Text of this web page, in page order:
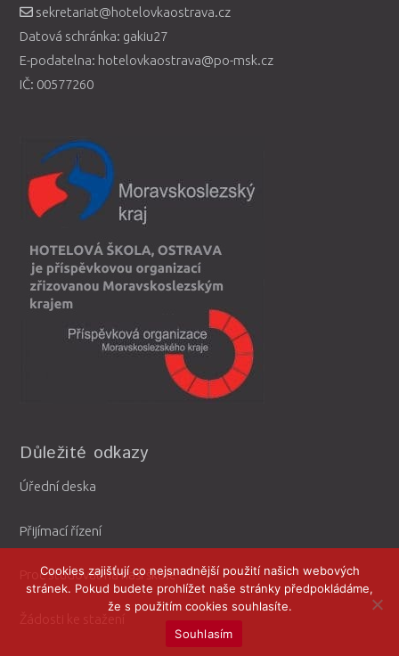
sekretariat@hotelovkaostrava.cz
Datová schránka: gakiu27
E-podatelna: hotelovkaostrava@po-msk.cz
IČ: 00577260
Důležité odkazy
Úřední deska
Přijímací řízení
Proč studovat na naší škole
Cookies zajišťují co nejsnadnější použití našich webových
stránek. Pokud budete prohlížet naše stránky předpokládáme,
že s použitím cookies souhlasíte.
Souhlasím